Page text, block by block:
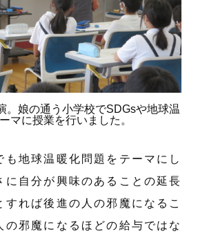
。娘の通う小学校でSDGsや地球温
マに授業を行いました。
も地球温暖化問題をテーマにし
に自分が興味のあることの延長
すれば後進の人の邪魔になるこ
の邪魔になるほどの給与ではな